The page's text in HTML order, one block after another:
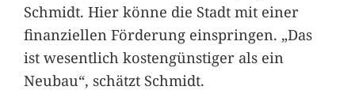
Schmidt. Hier könne die Stadt mit einer
finanziellen Förderung einspringen. „Das
ist wesentlich kostengünstiger als ein
Neubau“, schätzt Schmidt.